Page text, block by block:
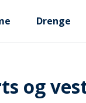
Drenge
og